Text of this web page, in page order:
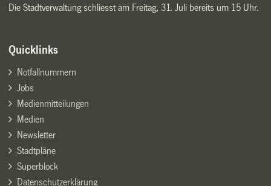
Die Stadtverwaltung schliesst am Freitag, 31. Juli bereits um 15 Uhr.
Quicklinks
Notfallnummern
Jobs
Medienmitteilungen
Medien
Newsletter
Stadtpläne
Superblock
Datenschutzerklärung